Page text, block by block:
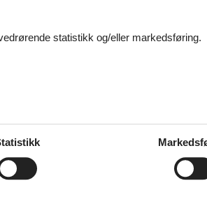
vakkert beliggende feriehuse Bogø. Bestill
vakkert beliggende feriehuse Råbylille
hvis du har spørsmål.
statistikk og/eller markedsføring.